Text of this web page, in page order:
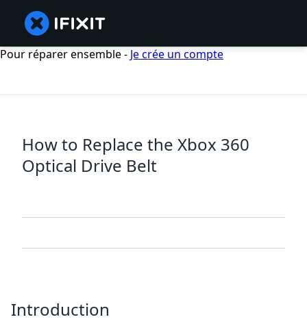
Pour réparer ensemble - Je crée un compte
How to Replace the Xbox 360
Optical Drive Belt
Introduction